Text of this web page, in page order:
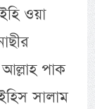
ওয়া
পাক
সালাম